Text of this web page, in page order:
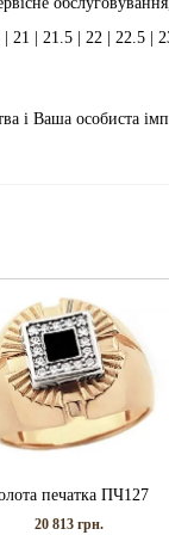
21 | 21.5 | 22 | 22.5 |
і Ваша особиста
печатка ПЧ127
20 813 грн.